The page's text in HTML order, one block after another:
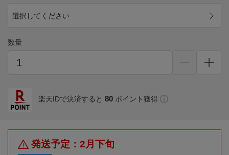
選択してください
数量
楽天IDで決済すると 80 ポイント獲得
発送予定：2月下旬